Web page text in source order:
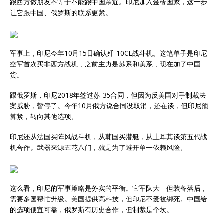
让它跟中国、俄罗斯的联系更紧。
军事上，印尼今年10月15日确认歼-10CE战斗机。这笔单子是印尼
空军首次买非西方战机，之前主力是苏系和美系，现在加了中国
货。
跟俄罗斯，印尼2018年签过苏-35合同，但因为反美国对手制裁法
案威胁，暂停了。今年10月俄方说合同没取消，还在谈，但印尼预
算紧，转向其他选项。
印尼还从法国买阵风战斗机，从韩国买潜艇，从土耳其谈第五代战
机合作。武器来源五花八门，就是为了避开单一依赖风险。
这么看，印尼的军事策略是务实的平衡。它军队大，但装备落后，
需要多国帮忙升级。美国提供高科技，但印尼不爱被绑死。中国给
的选项便宜可靠，俄罗斯有历史合作，但制裁是个坎。